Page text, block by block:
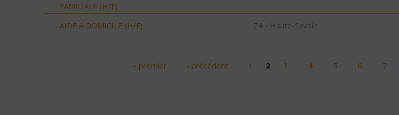
FAMILIALE (H/F)
AIDE A DOMICILE (H/F) 74 - Haute-Savoie
« premier ‹ précédent 1 2 3 4 5 6 7